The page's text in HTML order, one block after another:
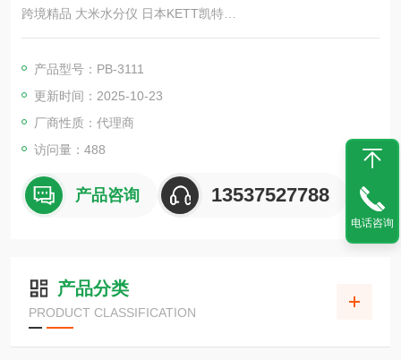
跨境精品 大米水分仪 日本KETT凯特
轻松测量 多种可选传感器
强调基本性能的基本型 水分显示0.01%，质量显示5mg 自动撕裂
机构减少漂移 自动停止和时间停止，2种测量模式 用于食品、药
品、泥土、纤维、羽毛、生物质等广泛领域燃料等
产品型号：PB-3111
更新时间：2025-10-23
厂商性质：代理商
访问量：488
产品咨询 13537527788
产品分类
PRODUCT CLASSIFICATION
电话咨询